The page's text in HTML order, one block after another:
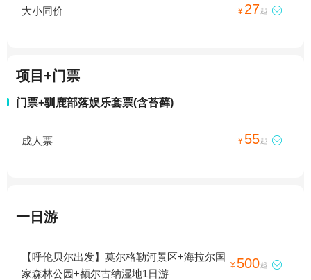
大小同价 ¥ 27起 
项目+门票
门票+驯鹿部落娱乐套票(含苔藓)
成人票 ¥ 55起 
一日游
【呼伦贝尔出发】莫尔格勒河景区+海拉尔国
家森林公园+额尔古纳湿地1日游
¥ 500起 